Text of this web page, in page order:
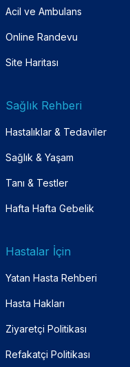
Acil ve Ambulans
Online Randevu
Site Haritası
Sağlık Rehberi
Hastalıklar & Tedaviler
Sağlık & Yaşam
Tanı & Testler
Hafta Hafta Gebelik
Hastalar İçin
Yatan Hasta Rehberi
Hasta Hakları
Ziyaretçi Politikası
Refakatçi Politikası